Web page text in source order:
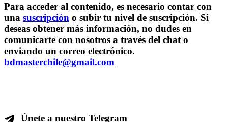
Para acceder al contenido, es necesario contar con
una suscripción o subir tu nivel de suscripción. Si
deseas obtener más información, no dudes en
comunicarte con nosotros a través del chat o
enviando un correo electrónico.
bdmasterchile@gmail.com
Únete a nuestro Telegram